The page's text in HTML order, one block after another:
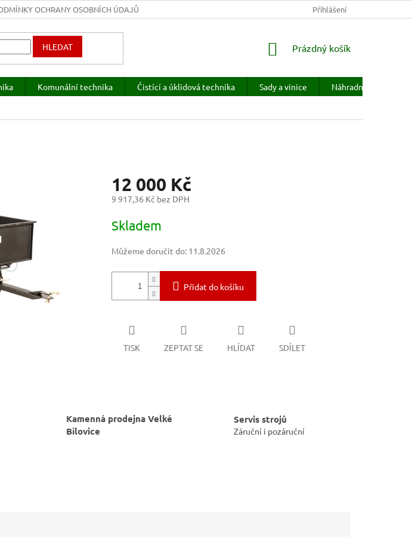
OCHRANY OSOBNÍCH ÚDAJŮ PRODÁVANÉ ZNAČKY
Přihlášení
HLEDAT
NÁKUPNÍ
Prázdný košík
Komunální technika Čistící a úklidová technika Sady a vinice Náhradní díly
12 000 Kč
9 917,36 Kč bez DPH
cena:
Skladem
Můžeme doručit do: 11.8.2026
Přidat do košíku
TISK ZEPTAT SE HLÍDAT SDÍLET
Kamenná prodejna Velké
Bílovice
Servis strojů
Záruční i pozáruční